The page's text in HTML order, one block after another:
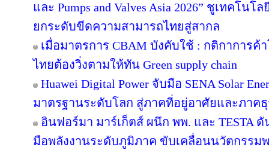
และ Pumps and Valves Asia 2026” ชูเทคโน
ยกระดับขีดความสามารถไทยสู่สากล
เมื่อมาตรการ CBAM บังคับใช้ : กติกาการค้
ไทยต้องวิ่งตามให้ทัน Green supply chain
Huawei Digital Power จับมือ SENA Solar
มาตรฐานระดับโลก สู่ภาคที่อยู่อาศัยและภาค
อินฟอร์มา มาร์เก็ตส์ ผนึก พพ. และ TESTA ดั
มือพลังงานระดับภูมิภาค ขับเคลื่อนนวัตกรรม